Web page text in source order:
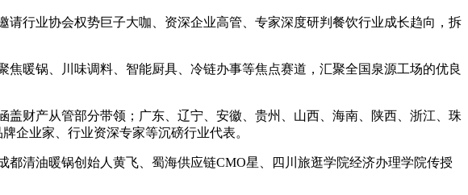
行业协会权势巨子大咖、资深企业高管、专家深度研判餐饮行业成长趋向，拆
暖锅、川味调料、智能厨具、冷链办事等焦点赛道，汇聚全国泉源工场的优良
财产从管部分带领；广东、辽宁、安徽、贵州、山西、海南、陕西、浙江、珠
企业家、行业资深专家等沉磅行业代表。
清油暖锅创始人黄飞、蜀海供应链CMO星、四川旅逛学院经济办理学院传授